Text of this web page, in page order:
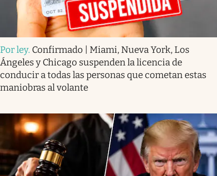
Por ley. Confirmado | Miami, Nueva York, Los
Ángeles y Chicago suspenden la licencia de
conducir a todas las personas que cometan estas
maniobras al volante